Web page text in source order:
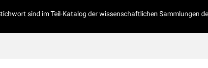
sind im Teil-Katalog der wissenschaftlichen Sammlungen